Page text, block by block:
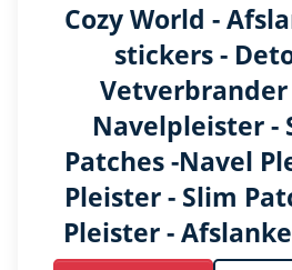
Cozy World -
stickers -
Vetverbrander
Navelpleister -
Patches -Navel
Pleister - Slim
Pleister -